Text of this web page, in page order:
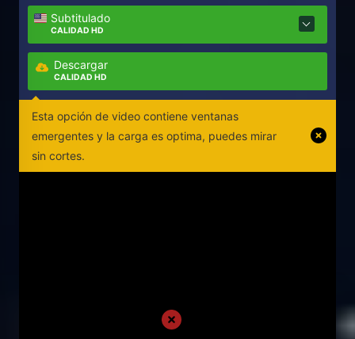
Subtitulado
CALIDAD HD
Descargar
CALIDAD HD
Esta opción de video contiene ventanas
emergentes y la carga es optima, puedes mirar
sin cortes.